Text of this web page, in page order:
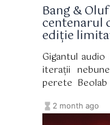
Bang &
centenarul
ediție
Gigantul
iterații
perete
hourglass_full 2 month ago